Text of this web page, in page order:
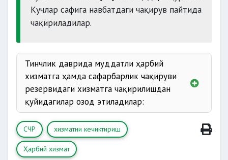
Кучлар сафига навбатдаги чақирув пайтида
чақириладилар.
Тинчлик даврида муддатли ҳарбий
хизматга ҳамда сафарбарлик чақируви
резервидаги хизматга чақирилишдан
қуйидагилар озод этиладилар:
яроқсиз
СЧР хизматни кечиктириш
Ҳарбий хизмат